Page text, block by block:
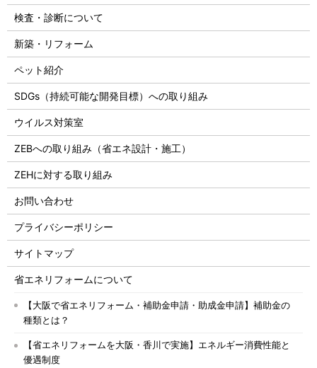
検査・診断について
新築・リフォーム
ペット紹介
SDGs（持続可能な開発目標）への取り組み
ウイルス対策室
ZEBへの取り組み（省エネ設計・施工）
ZEHに対する取り組み
お問い合わせ
プライバシーポリシー
サイトマップ
省エネリフォームについて
【大阪で省エネリフォーム・補助金申請・助成金申請】補助金の
種類とは？
【省エネリフォームを大阪・香川で実施】エネルギー消費性能と
優遇制度